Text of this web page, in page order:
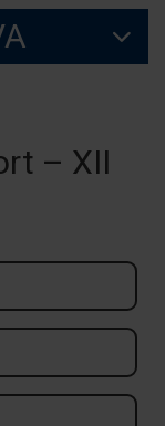
– XII